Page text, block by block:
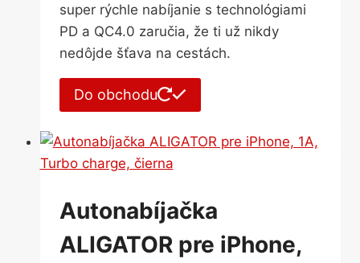
super rýchle nabíjanie s technológiami
PD a QC4.0 zaručia, že ti už nikdy
nedôjde šťava na cestách.
Do obchodu
Autonabíjačka
ALIGATOR pre iPhone,